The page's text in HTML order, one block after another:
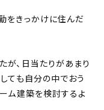
をきっかけに住んだ
が、日当たりがあまり
ても自分の中でおう
ム建築を検討するよ